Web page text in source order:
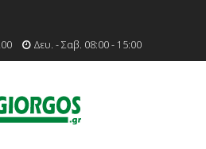
Δευ. - Σαβ. 08:00 - 15:00